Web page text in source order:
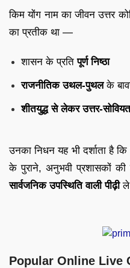
किम योंग नाम का जीवन उत्तर
का प्रतीक था —
शासन के प्रतिपूर्ण निष्ठा
राजनीतिक उथल-पुथलके
शीतयुद्ध से लेकर उत्तर-
उनका निधन यह भी दर्शाता है कि
के पुराने, अनुभवी प्रशासकों
सार्वजनिक उपस्थिति वाली पीढ़ीले
Popular Online Live